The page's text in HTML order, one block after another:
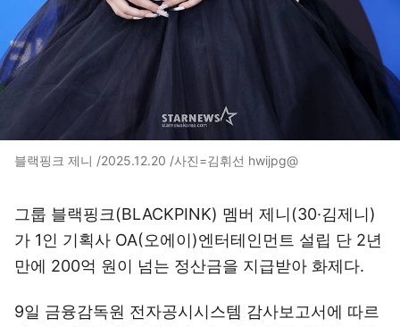
블랙핑크 제니 /2025.12.20 /사진=김휘선 hwijpg@
그룹 블랙핑크(BLACKPINK) 멤버 제니(30·김제니)
가 1인 기획사 OA(오에이)엔터테인먼트 설립 단 2년
만에 200억 원이 넘는 정산금을 지급받아 화제다.
9일 금융감독원 전자공시시스템 감사보고서에 따르